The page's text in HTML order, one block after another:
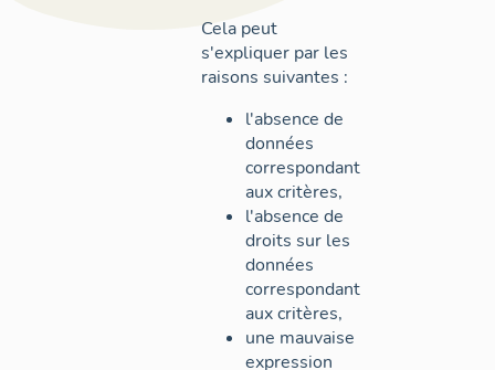
Cela peut
s'expliquer par les
raisons suivantes :
l'absence de
données
correspondant
aux critères,
l'absence de
droits sur les
données
correspondant
aux critères,
une mauvaise
expression